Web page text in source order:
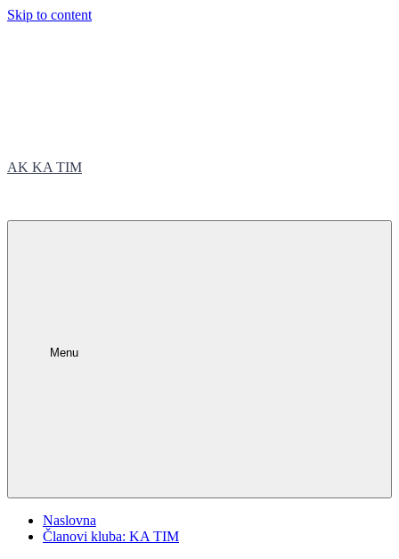
Skip to content
AK KA TIM
Menu
Naslovna
Članovi kluba: KA TIM